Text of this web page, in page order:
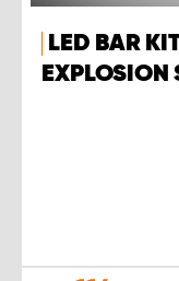
LED BAR